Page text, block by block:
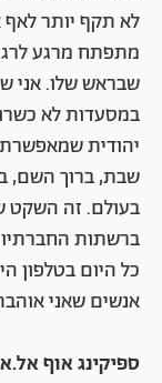
לא תקף יותר לאף
מתפתח מרגע
שבראש שלו. אני
במסעדות לא
יהודית
שבת, ברוך השם,
ברשתות
כל היום בטלפון
אנשים שאני
ספיקינג אוף